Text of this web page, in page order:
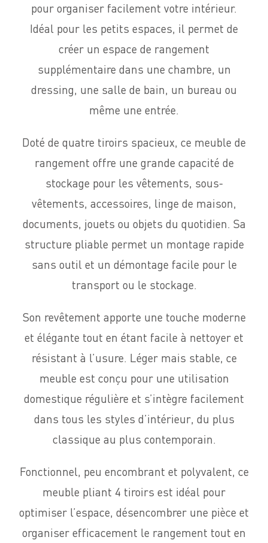
pour organiser facilement votre intérieur.
Idéal pour les petits espaces, il permet de
créer un espace de rangement
supplémentaire dans une chambre, un
dressing, une salle de bain, un bureau ou
même une entrée.
Doté de quatre tiroirs spacieux, ce meuble de
rangement offre une grande capacité de
stockage pour les vêtements, sous-
vêtements, accessoires, linge de maison,
documents, jouets ou objets du quotidien. Sa
structure pliable permet un montage rapide
sans outil et un démontage facile pour le
transport ou le stockage.
Son revêtement apporte une touche moderne
et élégante tout en étant facile à nettoyer et
résistant à l’usure. Léger mais stable, ce
meuble est conçu pour une utilisation
domestique régulière et s’intègre facilement
dans tous les styles d’intérieur, du plus
classique au plus contemporain.
Fonctionnel, peu encombrant et polyvalent, ce
meuble pliant 4 tiroirs est idéal pour
optimiser l’espace, désencombrer une pièce et
organiser efficacement le rangement tout en